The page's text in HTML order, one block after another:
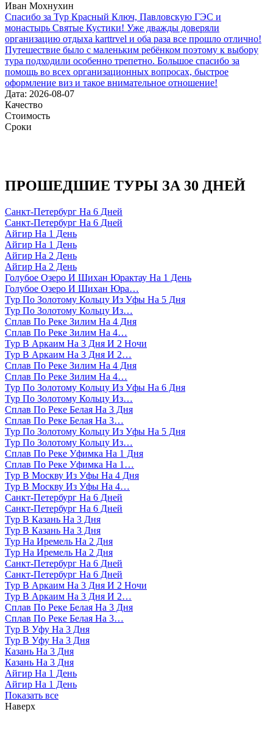
Иван Мохнухин
Спасибо за Тур Красный Ключ, Павловскую ГЭС и
монастырь Святые Кустики! Уже дважды доверяли
организацию отдыха karttrvel и оба раза все прошло отлично!
Путешествие было с маленьким ребёнком поэтому к выбору
тура подходили особенно трепетно. Большое спасибо за
помощь во всех организационных вопросах, быстрое
оформление виз и такое внимательное отношение!
Дата: 2026-08-07
Качество
Стоимость
Сроки
ПРОШЕДШИЕ ТУРЫ ЗА 30 ДНЕЙ
Санкт-Петербург На 6 Дней
Санкт-Петербург На 6 Дней
Айгир На 1 День
Айгир На 1 День
Айгир На 2 День
Айгир На 2 День
Голубое Озеро И Шихан Юрактау На 1 День
Голубое Озеро И Шихан Юра…
Тур По Золотому Кольцу Из Уфы На 5 Дня
Тур По Золотому Кольцу Из…
Сплав По Реке Зилим На 4 Дня
Сплав По Реке Зилим На 4…
Тур В Аркаим На 3 Дня И 2 Ночи
Тур В Аркаим На 3 Дня И 2…
Сплав По Реке Зилим На 4 Дня
Сплав По Реке Зилим На 4…
Тур По Золотому Кольцу Из Уфы На 6 Дня
Тур По Золотому Кольцу Из…
Сплав По Реке Белая На 3 Дня
Сплав По Реке Белая На 3…
Тур По Золотому Кольцу Из Уфы На 5 Дня
Тур По Золотому Кольцу Из…
Сплав По Реке Уфимка На 1 Дня
Сплав По Реке Уфимка На 1…
Тур В Москву Из Уфы На 4 Дня
Тур В Москву Из Уфы На 4…
Санкт-Петербург На 6 Дней
Санкт-Петербург На 6 Дней
Тур В Казань На 3 Дня
Тур В Казань На 3 Дня
Тур На Иремель На 2 Дня
Тур На Иремель На 2 Дня
Санкт-Петербург На 6 Дней
Санкт-Петербург На 6 Дней
Тур В Аркаим На 3 Дня И 2 Ночи
Тур В Аркаим На 3 Дня И 2…
Сплав По Реке Белая На 3 Дня
Сплав По Реке Белая На 3…
Тур В Уфу На 3 Дня
Тур В Уфу На 3 Дня
Казань На 3 Дня
Казань На 3 Дня
Айгир На 1 День
Айгир На 1 День
Показать все
Наверх